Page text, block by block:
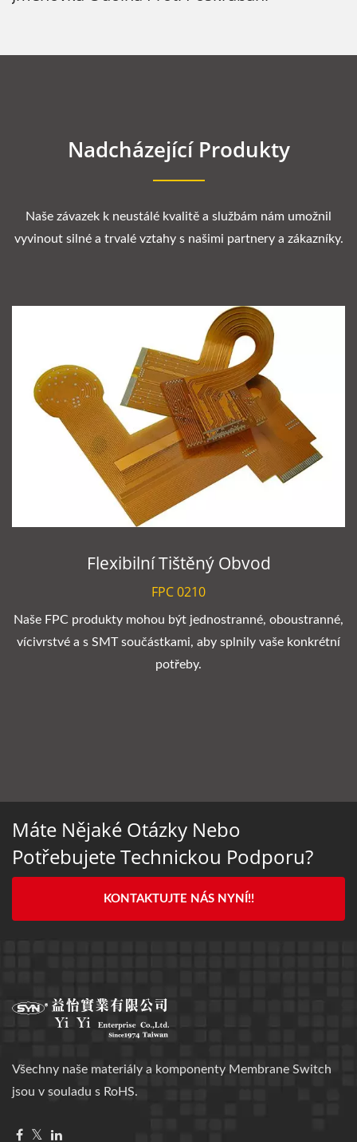
Nadcházející Produkty
Naše závazek k neustálé kvalitě a službám nám umožnil
vyvinout silné a trvalé vztahy s našimi partnery a zákazníky.
Flexibilní Tištěný Obvod
FPC 0210
Naše FPC produkty mohou být jednostranné, oboustranné,
vícivrstvé a s SMT součástkami, aby splnily vaše konkrétní
potřeby.
Máte Nějaké Otázky Nebo
Potřebujete Technickou Podporu?
KONTAKTUJTE NÁS NYNÍ!!
Všechny naše materiály a komponenty Membrane Switch
jsou v souladu s RoHS.